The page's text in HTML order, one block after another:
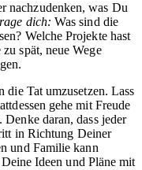
nachzudenken, was Du
dich: Was sind die
Welche Projekte hast
spät, neue Wege
die Tat umzusetzen. Lass
gehe mit Freude
Denke daran, dass jeder
in Richtung Deiner
und Familie kann
Ideen und Pläne mit